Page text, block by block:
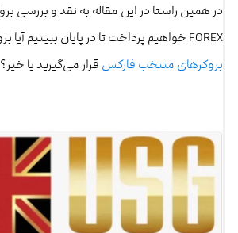
FOREX خواهیم پرداخت تا در پایان ببینیم آیا بروکر USGFX در لیست
بروکرهای منتخب فارکس قرار می‌گیرید یا خیر؟